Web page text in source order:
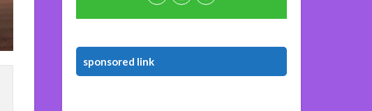
sponsored link